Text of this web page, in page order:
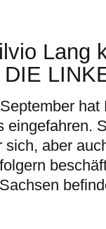
Lang
eingefahren.
aber